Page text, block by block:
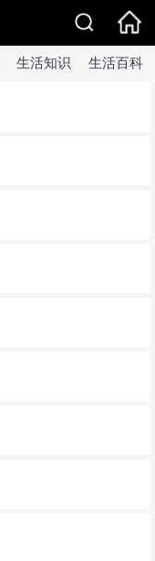
生活知识 生活百科